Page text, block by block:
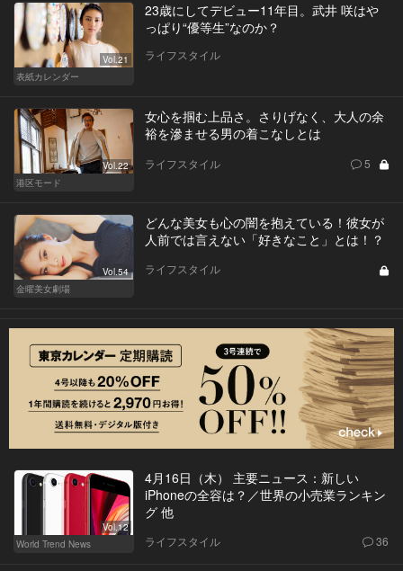
Vol.21
表紙カレンダー
23歳にしてデビュー11年目。武井 咲はや
っぱり“優等生”なのか？
ライフスタイル
Vol.22
港区モード
女心を掴む上品さ。さりげなく、大人の余
裕を滲ませる男の着こなしとは
ライフスタイル 5
Vol.54
金曜美女劇場
どんな美女も心の闇を抱えている！彼女が
人前では言えない「好きなこと」とは！？
ライフスタイル
Vol.12
World Trend News
4月16日（木） 主要ニュース：新しい
iPhoneの全容は？／世界の小売業ランキン
グ 他
ライフスタイル 36